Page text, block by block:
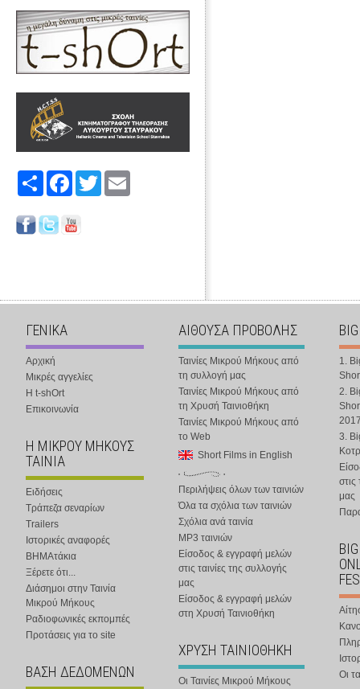
Share FacebookTwitter
ΓΕΝΙΚΑ
Αρχική
Μικρές αγγελίες
Η t-shOrt
Επικοινωνία
Η ΜΙΚΡΟΥ ΜΗΚΟΥΣ
ΤΑΙΝΙΑ
Ειδήσεις
Τράπεζα σεναρίων
Trailers
Ιστορικές αναφορές
ΒΗΜΑτάκια
Ξέρετε ότι...
Διάσημοι στην Ταινία
Μικρού Μήκους
Ραδιοφωνικές εκπομπές
Προτάσεις για το site
ΒΑΣΗ ΔΕΔΟΜΕΝΩΝ
ΑΙΘΟΥΣΑ ΠΡΟΒΟΛΗΣ
Ταινίες Μικρού Μήκους από
τη συλλογή μας
Ταινίες Μικρού Μήκους από
τη Χρυσή Ταινιοθήκη
Ταινίες Μικρού Μήκους από
το Web
Short Films in English
Περιλήψεις όλων των ταινιών
Όλα τα σχόλια των ταινιών
Σχόλια ανά ταινία
MP3 ταινιών
Είσοδος & εγγραφή μελών
στις ταινίες της συλλογής
μας
Είσοδος & εγγραφή μελών
στη Χρυσή Ταινιοθήκη
ΧΡΥΣΗ ΤΑΙΝΙΟΘΗΚΗ
Οι Ταινίες Μικρού Μήκους
1.
2.
3.
στις
μας
Οι